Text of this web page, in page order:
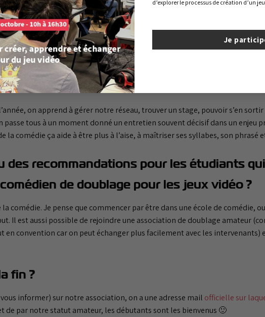
d’explorer le processus de création d’un
Je
l’asso n’est pas exclusive à l’école. Des gens de l’extérieur peuvent venir
de l’école. Maintenant, c’est sûr qu’il faut bien un objectif « caché » qui
du lot en ce qui concerne notre intégration à nos cours :
sur du texte narratif, leurs impacts, la manière dont tout cela peut être
exemples concrets de comment on narre un récit, ce qui est important
studio en tant que Narrative Designer.
on apprend à gérer notre réseau, trouver un stage, pouvoir s’en
passe tous à un moment donné un entretien souvent décisif dans un enjeu
la comédie ça aide à être plus à l’aise, à maîtriser ses syllabes, son phrasé
des recommandations pour les étudiants
de doublage pour les jeux vidéo ?
comédie. Je pense que commencer par être dans une école de comédie,
Il est aussi possible de rejoindre une association de doublage amateur
en convention car on peut échanger plus facilement avec les intervenants)
fin ?
informer) sur notre association, on a une adresse mail officielle sur
de par notre statut amateur, les débutants sont les bienvenus 🙂